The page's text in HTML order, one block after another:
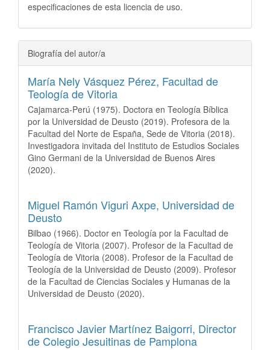
especificaciones de esta licencia de uso.
Biografía del autor/a
María Nely Vásquez Pérez, Facultad de
Teología de Vitoria
Cajamarca-Perú (1975). Doctora en Teología Bíblica
por la Universidad de Deusto (2019). Profesora de la
Facultad del Norte de España, Sede de Vitoria (2018).
Investigadora invitada del Instituto de Estudios Sociales
Gino Germani de la Universidad de Buenos Aires
(2020).
Miguel Ramón Viguri Axpe, Universidad de
Deusto
Bilbao (1966). Doctor en Teología por la Facultad de
Teología de Vitoria (2007). Profesor de la Facultad de
Teología de Vitoria (2008). Profesor de la Facultad de
Teología de la Universidad de Deusto (2009). Profesor
de la Facultad de Ciencias Sociales y Humanas de la
Universidad de Deusto (2020).
Francisco Javier Martínez Baigorri, Director
de Colegio Jesuitinas de Pamplona